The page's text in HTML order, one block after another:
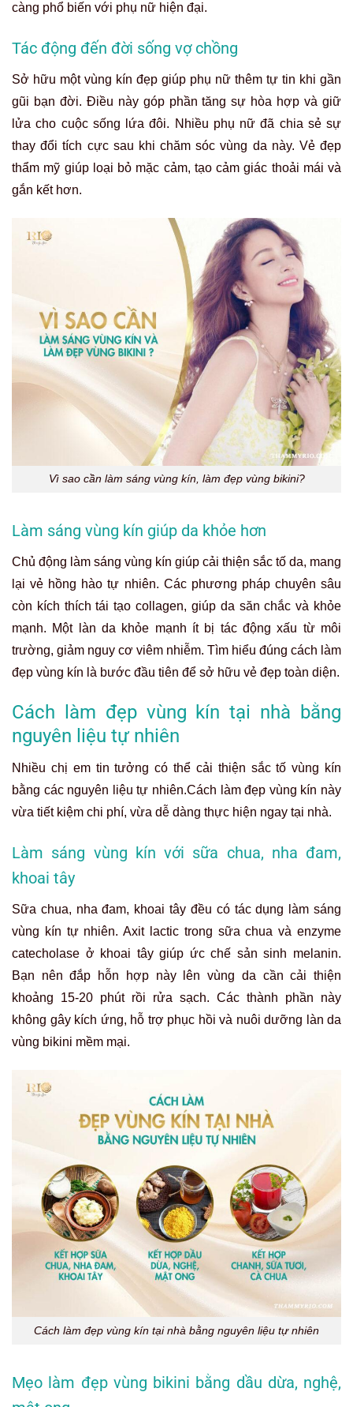
càng phổ biến với phụ nữ hiện đại.
Tác động đến đời sống vợ chồng
Sở hữu một vùng kín đẹp giúp phụ nữ thêm tự tin khi gần
gũi bạn đời. Điều này góp phần tăng sự hòa hợp và giữ
lửa cho cuộc sống lứa đôi. Nhiều phụ nữ đã chia sẻ sự
thay đổi tích cực sau khi chăm sóc vùng da này. Vẻ đẹp
thẩm mỹ giúp loại bỏ mặc cảm, tạo cảm giác thoải mái và
gắn kết hơn.
Vì sao cần làm sáng vùng kín, làm đẹp vùng bikini?
Làm sáng vùng kín giúp da khỏe hơn
Chủ động làm sáng vùng kín giúp cải thiện sắc tố da, mang
lại vẻ hồng hào tự nhiên. Các phương pháp chuyên sâu
còn kích thích tái tạo collagen, giúp da săn chắc và khỏe
mạnh. Một làn da khỏe mạnh ít bị tác động xấu từ môi
trường, giảm nguy cơ viêm nhiễm. Tìm hiểu đúng cách làm
đẹp vùng kín là bước đầu tiên để sở hữu vẻ đẹp toàn diện.
Cách làm đẹp vùng kín tại nhà bằng
nguyên liệu tự nhiên
Nhiều chị em tin tưởng có thể cải thiện sắc tố vùng kín
bằng các nguyên liệu tự nhiên.Cách làm đẹp vùng kín này
vừa tiết kiệm chi phí, vừa dễ dàng thực hiện ngay tại nhà.
Làm sáng vùng kín với sữa chua, nha đam,
khoai tây
Sữa chua, nha đam, khoai tây đều có tác dụng làm sáng
vùng kín tự nhiên. Axit lactic trong sữa chua và enzyme
catecholase ở khoai tây giúp ức chế sản sinh melanin.
Bạn nên đắp hỗn hợp này lên vùng da cần cải thiện
khoảng 15-20 phút rồi rửa sạch. Các thành phần này
không gây kích ứng, hỗ trợ phục hồi và nuôi dưỡng làn da
vùng bikini mềm mại.
Cách làm đẹp vùng kín tại nhà bằng nguyên liệu tự nhiên
Mẹo làm đẹp vùng bikini bằng dầu dừa, nghệ,